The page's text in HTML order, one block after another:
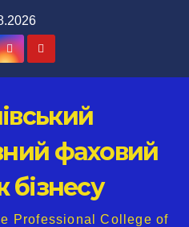
фаховий
Professional College of